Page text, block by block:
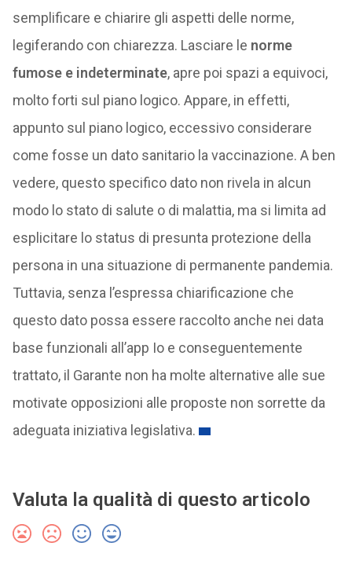
semplificare e chiarire gli aspetti delle norme,
legiferando con chiarezza. Lasciare le norme
fumose e indeterminate, apre poi spazi a equivoci,
molto forti sul piano logico. Appare, in effetti,
appunto sul piano logico, eccessivo considerare
come fosse un dato sanitario la vaccinazione. A ben
vedere, questo specifico dato non rivela in alcun
modo lo stato di salute o di malattia, ma si limita ad
esplicitare lo status di presunta protezione della
persona in una situazione di permanente pandemia.
Tuttavia, senza l’espressa chiarificazione che
questo dato possa essere raccolto anche nei data
base funzionali all’app Io e conseguentemente
trattato, il Garante non ha molte alternative alle sue
motivate opposizioni alle proposte non sorrette da
adeguata iniziativa legislativa.
Valuta la qualità di questo articolo